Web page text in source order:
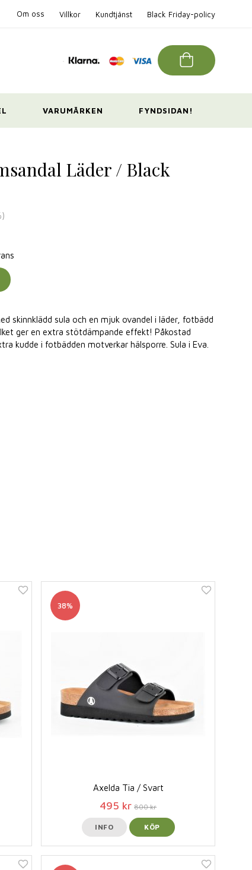
Om oss Villkor Kundtjänst Black Friday-policy
VARUMÄRKEN FYNDSIDAN!
Läder / Black
skinnklädd sula och en mjuk ovandel i läder, fotbädd
ger en extra stötdämpande effekt! Påkostad
kudde i fotbädden motverkar hälsporre. Sula i Eva.
38%
Axelda Tia / Svart
495 kr 800 kr
INFO KÖP